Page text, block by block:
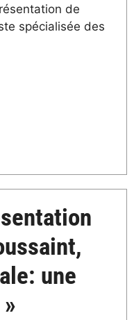
de
spécialisée des
une